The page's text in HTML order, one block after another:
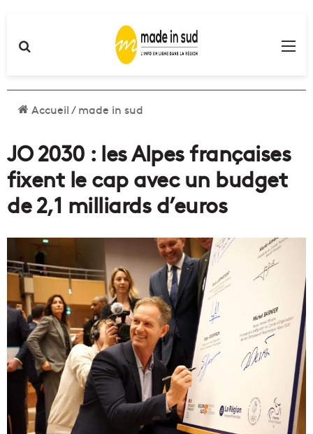
Accueil/made in sud
JO 2030 : les Alpes françaises
fixent le cap avec un budget
de 2,1 milliards d’euros